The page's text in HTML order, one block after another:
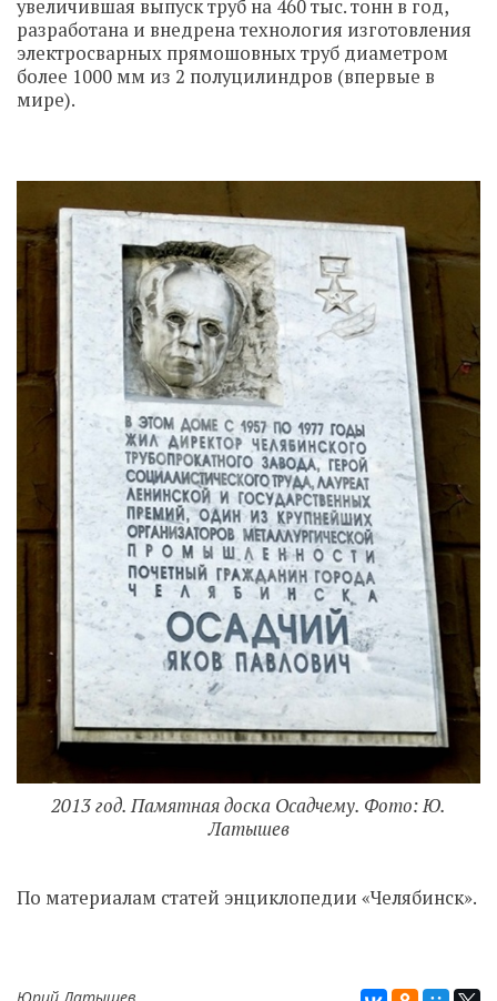
увеличившая выпуск труб на 460 тыс. тонн в год,
разработана и внедрена технология изготовления
электросварных прямошовных труб диаметром
более 1000 мм из 2 полуцилиндров (впервые в
мире).
2013 год. Памятная доска Осадчему. Фото: Ю.
Латышев
По материалам статей энциклопедии «Челябинск».